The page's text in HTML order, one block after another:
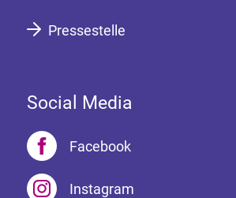
Pressestelle
Social Media
Facebook
Instagram